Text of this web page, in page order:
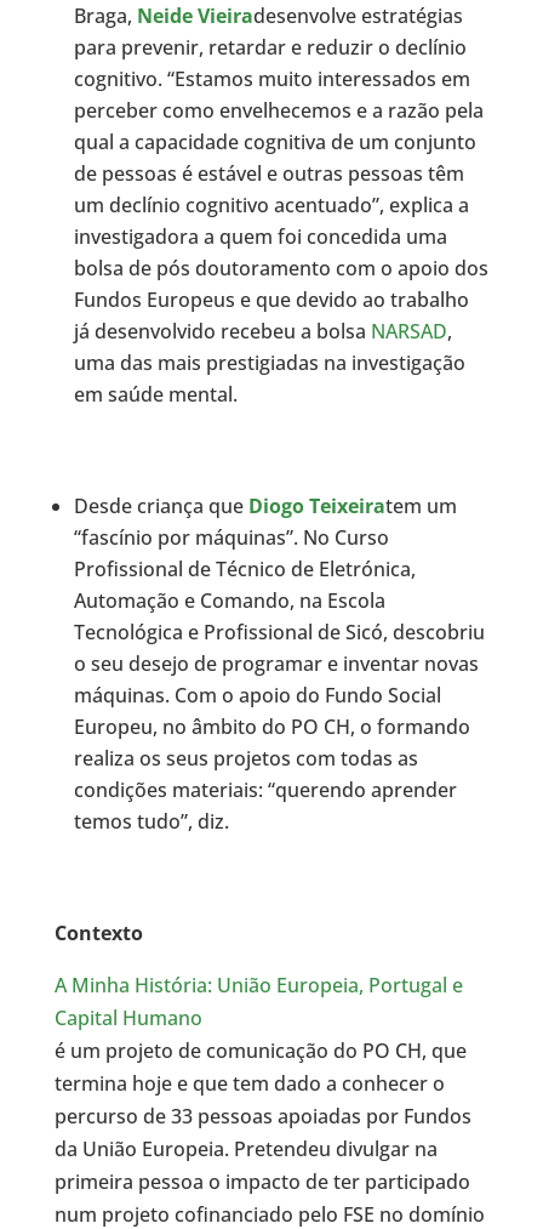
Braga, Neide Vieiradesenvolve estratégias
para prevenir, retardar e reduzir o declínio
cognitivo. “Estamos muito interessados em
perceber como envelhecemos e a razão pela
qual a capacidade cognitiva de um conjunto
de pessoas é estável e outras pessoas têm
um declínio cognitivo acentuado”, explica a
investigadora a quem foi concedida uma
bolsa de pós doutoramento com o apoio dos
Fundos Europeus e que devido ao trabalho
já desenvolvido recebeu a bolsa NARSAD,
uma das mais prestigiadas na investigação
em saúde mental.
Desde criança que Diogo Teixeiratem um
“fascínio por máquinas”. No Curso
Profissional de Técnico de Eletrónica,
Automação e Comando, na Escola
Tecnológica e Profissional de Sicó, descobriu
o seu desejo de programar e inventar novas
máquinas. Com o apoio do Fundo Social
Europeu, no âmbito do PO CH, o formando
realiza os seus projetos com todas as
condições materiais: “querendo aprender
temos tudo”, diz.
Contexto
A Minha História: União Europeia, Portugal e
Capital Humano
é um projeto de comunicação do PO CH, que
termina hoje e que tem dado a conhecer o
percurso de 33 pessoas apoiadas por Fundos
da União Europeia. Pretendeu divulgar na
primeira pessoa o impacto de ter participado
num projeto cofinanciado pelo FSE no domínio